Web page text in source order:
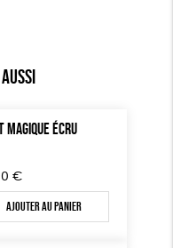
MAGIQUE ÉCRU
€
Ajouter au panier